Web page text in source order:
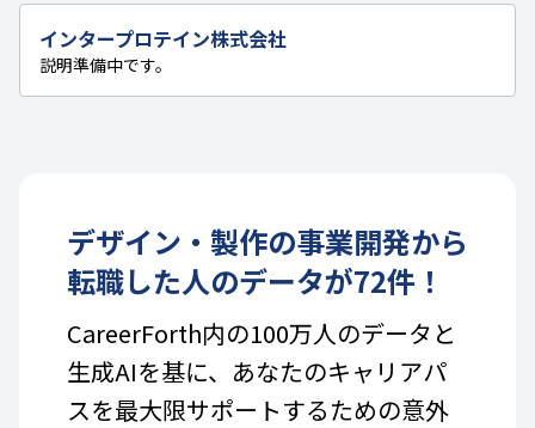
インタープロテイン株式会社
説明準備中です。
デザイン・製作の事業開発から
転職した人のデータが72件！
CareerForth内の100万人のデータと
生成AIを基に、あなたのキャリアパ
スを最大限サポートするための意外